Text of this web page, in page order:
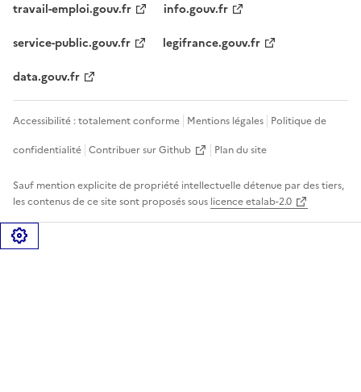
travail-emploi.gouv.fr
info.gouv.fr
service-public.gouv.fr
legifrance.gouv.fr
data.gouv.fr
Accessibilité : totalement conforme Mentions légales Politique de
confidentialité Contribuer sur Github Plan du site
Sauf mention explicite de propriété intellectuelle détenue par des tiers,
les contenus de ce site sont proposés sous licence etalab-2.0
Gérer les cookies